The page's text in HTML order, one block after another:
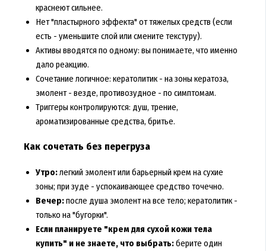
краснеют сильнее.
Нет "пластырного эффекта" от тяжелых средств (если
есть - уменьшите слой или смените текстуру).
Активы вводятся по одному: вы понимаете, что именно
дало реакцию.
Сочетание логичное: кератолитик - на зоны кератоза,
эмолент - везде, противозудное - по симптомам.
Триггеры контролируются: душ, трение,
ароматизированные средства, бритье.
Как сочетать без перегруза
Утро:легкий эмолент или барьерный крем на сухие
зоны; при зуде - успокаивающее средство точечно.
Вечер:после душа эмолент на все тело; кератолитик -
только на "бугорки".
Если планируете "крем для сухой кожи тела
купить" и не знаете, что выбрать:берите один